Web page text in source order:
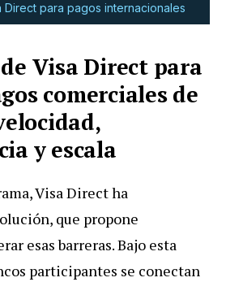
Direct para pagos internacionales
Visa Direct para
comerciales de
y escala
Visa Direct ha
que propone
esas barreras. Bajo esta
participantes se conectan